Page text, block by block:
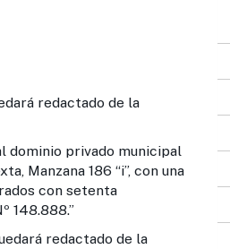
redactado de la
dominio privado municipal
Manzana 186 “i”, con una
con setenta
148.888.”
redactado de la